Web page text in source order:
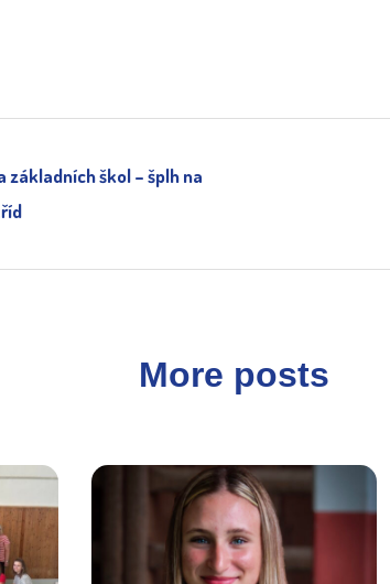
základních škol – šplh na
More posts